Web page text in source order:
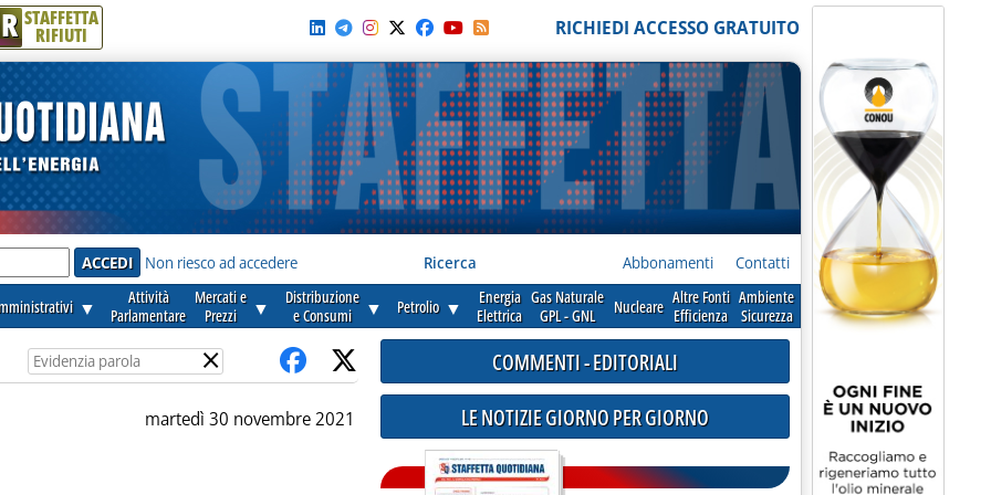
R STAFFETTA
RIFIUTI RICHIEDI ACCESSO GRATUITO
Non riesco ad accedere Ricerca Abbonamenti Contatti
▼
Attività
Parlamentare
Mercati e
Prezzi
▼
Distribuzione
e Consumi
▼ Petrolio ▼
Energia
Elettrica
Gas Naturale
GPL - GNL
Nucleare Altre Fonti
Efficienza
Ambiente
Sicurezza
×
martedì 30 novembre 2021
COMMENTI - EDITORIALI
LE NOTIZIE GIORNO PER GIORNO